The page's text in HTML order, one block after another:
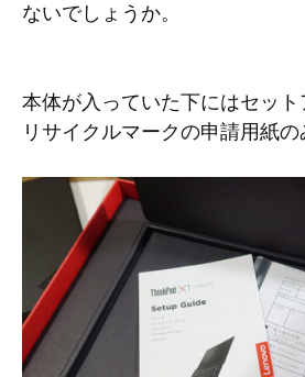
ないでしょうか。
本体が入っていた下にはセッ
リサイクルマークの申請用紙の